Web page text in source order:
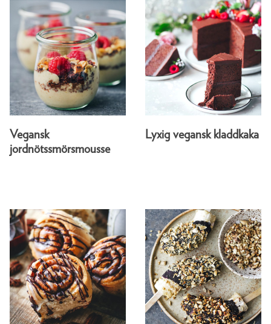
Vegansk
jordnötssmörsmousse
Lyxig vegansk kladdkaka